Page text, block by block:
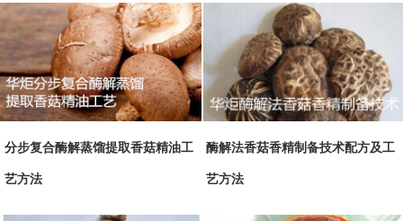
分步复合酶解蒸馏提取香菇精油工
艺方法
酶解法香菇香精制备技术配方及工
艺方法